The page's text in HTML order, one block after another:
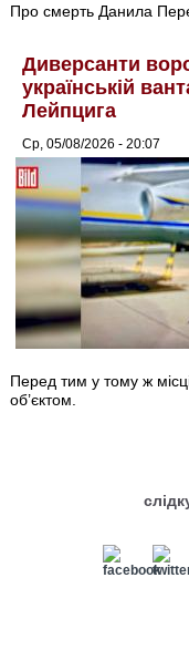
Про смерть Данила
Диверсанти
українській
Лейпцига
Ср, 05/08/2026 - 20:07
Перед тим у тому ж
об’єктом.